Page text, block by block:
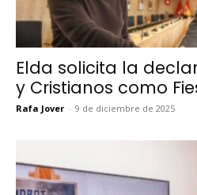
Elda solicita la
y Cristianos como
Rafa Jover - 9 de diciembre de 2025